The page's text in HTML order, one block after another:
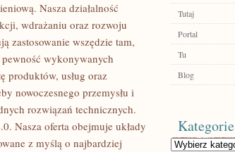
Nasza działalność
wdrażaniu oraz rozwoju
zastosowanie wszędzie tam,
wykonywanych
produktów, usług oraz
nowoczesnego przemysłu i
rozwiązań technicznych.
Nasza oferta obejmuje układy
z myślą o najbardziej
Tutaj
Portal
Tu
Blog
Kategorie
Kategorie